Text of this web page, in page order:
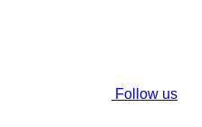
Follow us